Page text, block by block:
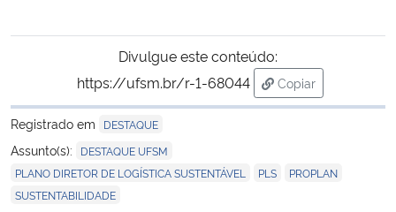
Divulgue este conteúdo:
https://ufsm.br/r-1-68044
Copiar
para área de
Registrado em
DESTAQUE
Assunto(s): DESTAQUE UFSM
PLANO DIRETOR DE LOGÍSTICA SUSTENTÁVEL PLS PROPLAN
SUSTENTABILIDADE